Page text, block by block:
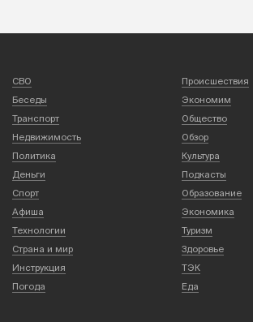
СВО
Происшествия
Беседы
Экономим
Транспорт
Общество
Недвижимость
Обзор
Политика
Культура
Деньги
Подкасты
Спорт
Образование
Афиша
Экономика
Технологии
Туризм
Страна и мир
Здоровье
Инструкция
ТЭК
Погода
Еда